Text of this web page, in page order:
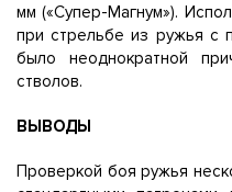
мм («Супер-Магнум»).
при стрельбе из ружья с
было неоднократной
стволов.
ВЫВОДЫ
Проверкой боя ружья